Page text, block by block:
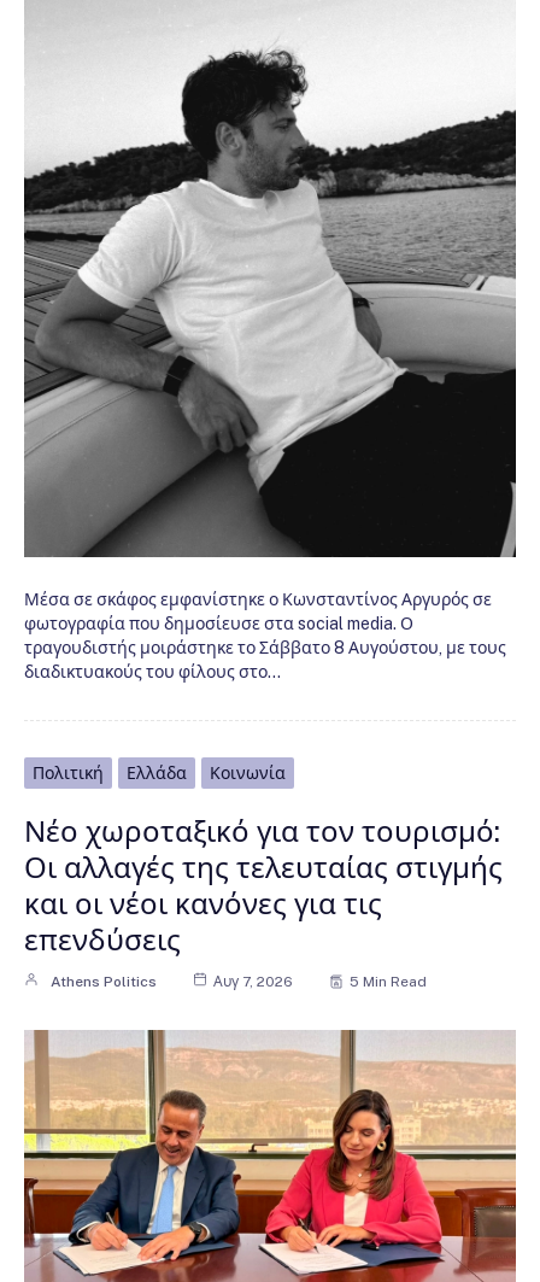
Μέσα σε σκάφος εμφανίστηκε ο Κωνσταντίνος Αργυρός σε
φωτογραφία που δημοσίευσε στα social media. Ο
τραγουδιστής μοιράστηκε το Σάββατο 8 Αυγούστου, με τους
διαδικτυακούς του φίλους στο…
Πολιτική Ελλάδα Κοινωνία
Νέο χωροταξικό για τον τουρισμό:
Οι αλλαγές της τελευταίας στιγμής
και οι νέοι κανόνες για τις
επενδύσεις
Athens Politics Αυγ 7, 2026 5 Min Read